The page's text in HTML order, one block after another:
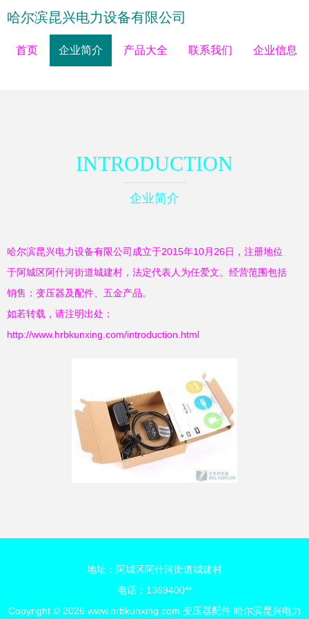
哈尔滨昆兴电力设备有限公司
首页 企业简介 产品大全 联系我们 企业信息
INTRODUCTION
企业简介
哈尔滨昆兴电力设备有限公司成立于2015年10月26日，注册地位
于阿城区阿什河街道城建村，法定代表人为任爱文。经营范围包括
销售：变压器及配件、五金产品。
如若转载，请注明出处：
http://www.hrbkunxing.com/introduction.html
地址：阿城区阿什河街道城建村
电话：1369400**
Copyright © 2026 www.hrbkunxing.com 变压器配件 哈尔滨昆兴电力